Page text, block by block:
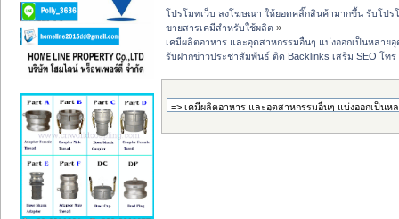
โปรโมทเว็บ ลงโฆษณา ให้ยอดคลิ๊กสินค้ามากขึ้น รับโป
ขายสารเคมีสำหรับใช้ผลิต »
เคมีผลิตอาหาร และอุตสาหกรรมอื่นๆ แบ่งออกเป็นหลาย
รับฝากข่าวประชาสัมพันธ์ ติด Backlinks เสริม SEO โทร